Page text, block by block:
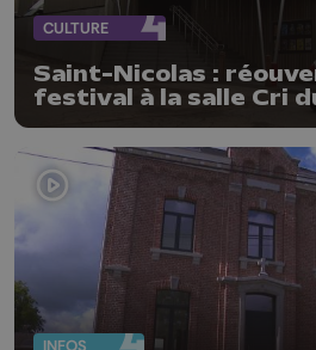
CULTURE
Saint-Nicolas :
festival à la salle Cri